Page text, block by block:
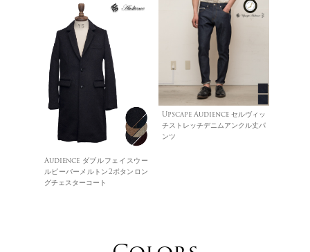
Audience ダブルフェイスウー
ルビーバーメルトン2ボタンロン
グチェスターコート
Upscape Audience セルヴィッ
チストレッチデニムアンクル丈パ
ンツ